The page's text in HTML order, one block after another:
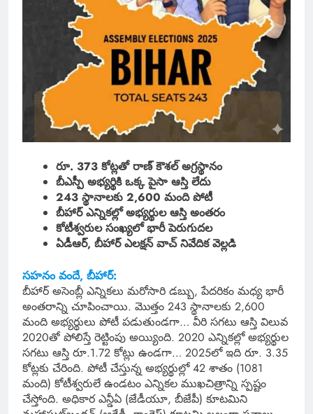
రూ. 373 కోట్లతో రాణ్ కౌశల్ అగ్రస్థానం
బీఎస్పీ అభ్యర్థికి ఒక్క పైసా ఆస్తి లేదు
243 స్థానాలకు 2,600 మంది పోటీ
బీహార్ ఎన్నికల్లో అభ్యర్థుల ఆస్తి అంతరం
కోటీశ్వరుల సంఖ్యలో భారీ పెరుగుదల
ఏడీఆర్, బీహార్ ఎలక్షన్ వాచ్ నివేదిక వెల్లడి
సహనం వందే, బీహార్:
బీహార్ అసెంబ్లీ ఎన్నికలు మరోసారి డబ్బు, పేదరికం మధ్య భారీ
అంతరాన్ని చూపించాయి. మొత్తం 243 స్థానాలకు 2,600
మంది అభ్యర్థులు పోటీ పడుతుండగా… వీరి సగటు ఆస్తి విలువ
2020తో పోలిస్తే రెట్టింపు అయ్యింది. 2020 ఎన్నికల్లో అభ్యర్థుల
సగటు ఆస్తి రూ.1.72 కోట్లు ఉండగా… 2025లో ఇది రూ. 3.35
కోట్లకు చేరింది. పోటీ చేస్తున్న అభ్యర్థుల్లో 42 శాతం (1081
మంది) కోటీశ్వరులే ఉండటం ఎన్నికల ముఖచిత్రాన్ని స్పష్టం
చేస్తోంది. అధికార ఎన్డీఏ (జేడీయూ, బీజేపీ) కూటమిని